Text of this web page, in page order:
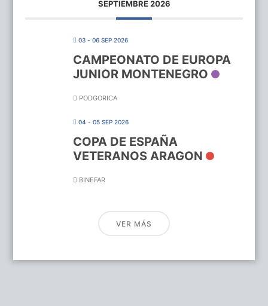
SEPTIEMBRE 2026
03 - 06 SEP 2026
CAMPEONATO DE EUROPA
JUNIOR MONTENEGRO
PODGORICA
04 - 05 SEP 2026
COPA DE ESPAÑA
VETERANOS ARAGON
BINEFAR
VER MÁS